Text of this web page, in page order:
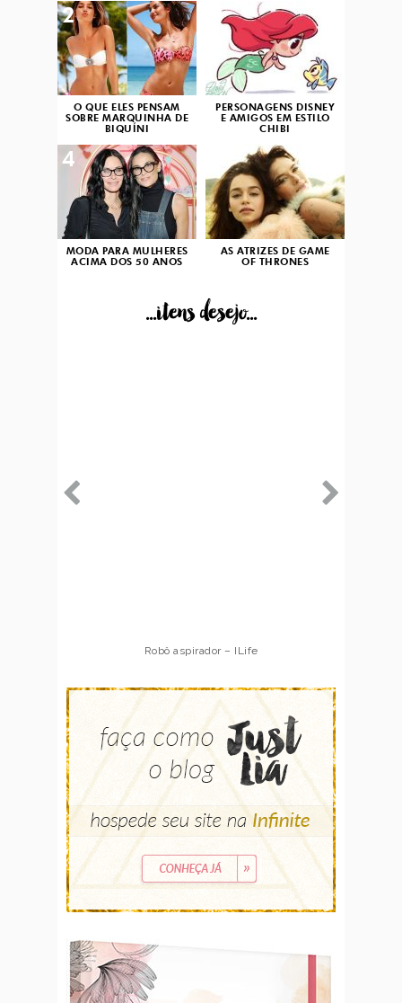
O QUE ELES PENSAM
SOBRE MARQUINHA DE
BIQUÍNI
2
PERSONAGENS DISNEY
E AMIGOS EM ESTILO
CHIBI
3
MODA PARA MULHERES
ACIMA DOS 50 ANOS
4
AS ATRIZES DE GAME
OF THRONES
...itens desejo...
Robô aspirador – ILife